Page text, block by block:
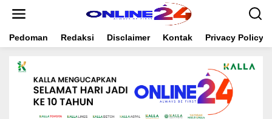
t
Pedoman Redaksi Disclaimer Kontak Privacy Policy